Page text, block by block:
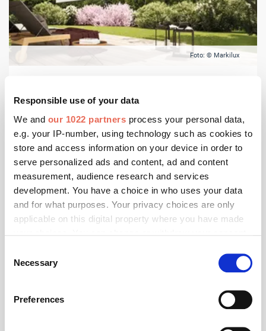
Responsible use of your data
We and our 1022 partners process your personal data,
e.g. your IP-number, using technology such as cookies to
store and access information on your device in order to
serve personalized ads and content, ad and content
measurement, audience research and services
development. You have a choice in who uses your data
and for what purposes. Your privacy choices are only
applicable on this digital property where you have made
the Privacy trigger icon.
Collect information about your geographical location
Selection
Necessary
Preferences
Foto: © Markilux
Materialien
Der Markisenhersteller Markilux erweitert sein
Sortiment um eine neue Miniserie. Zehn sorgfältig
abgestimmte Dessins in vier harmonischen
Farbwelten bringen zeitlose Eleganz in die
Terrassengestaltung.